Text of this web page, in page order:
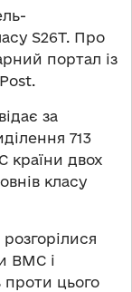
S26T. Про
портал із
за
713
країни двох
класу
ВМС і
проти цього